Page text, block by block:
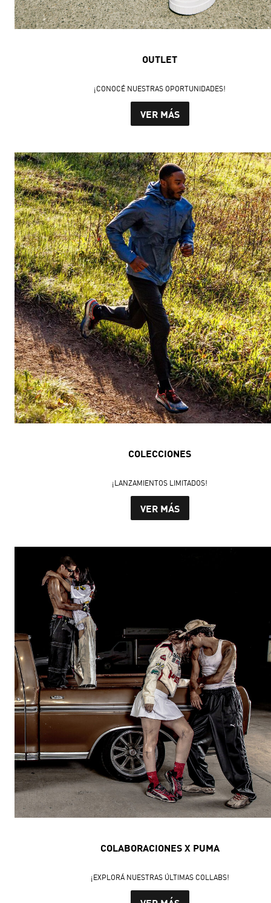
OUTLET
¡CONOCÉ NUESTRAS OPORTUNIDADES!
VER MÁS
COLECCIONES
¡LANZAMIENTOS LIMITADOS!
VER MÁS
COLABORACIONES X PUMA
¡EXPLORÁ NUESTRAS ÚLTIMAS COLLABS!